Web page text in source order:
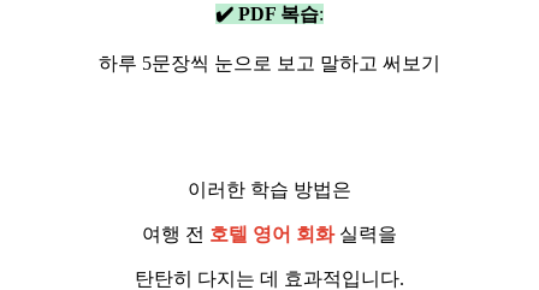
✔️ PDF 복습:
하루 5문장씩 눈으로 보고 말하고 써보기
이러한 학습 방법은
여행 전 호텔 영어 회화실력을
탄탄히 다지는 데 효과적입니다.